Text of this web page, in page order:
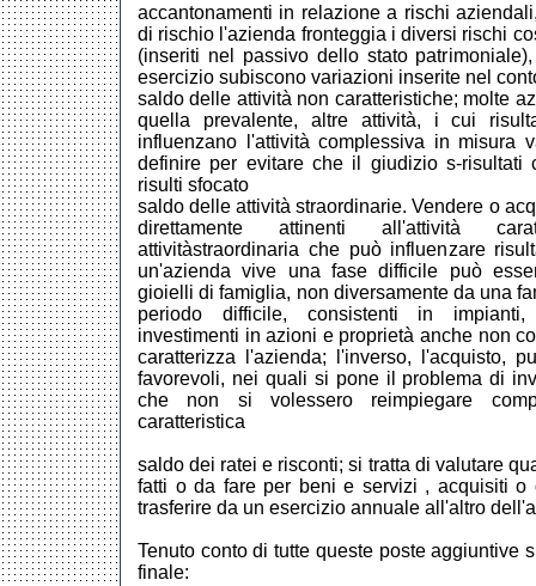
accantonamenti in relazione a rischi
di rischio l'azienda fronteggia i diversi rischi
(inseriti nel passivo dello stato
esercizio subiscono variazioni inserite nel
saldo delle attività non caratteristiche; molte
quella prevalente, altre attività, i cui
influenzano l'attività complessiva in misura
definire per evitare che il giudizio s-risultati
risulti sfocato
saldo delle attività straordinarie. Vendere o
direttamente attinenti all'attività
attivitàstraordinaria che può influenzare
un'azienda vive una fase difficile può
gioielli di famiglia, non diversamente da una
periodo difficile, consistenti in impianti,
investimenti in azioni e proprietà anche non
caratterizza l'azienda; l'inverso, l'acquisto,
favorevoli, nei quali si pone il problema di
che non si volessero reimpiegare
caratteristica
saldo dei ratei e risconti; si tratta di valutare
fatti o da fare per beni e servizi , acquisiti o
trasferire da un esercizio annuale all'altro
Tenuto conto di tutte queste poste aggiuntive
finale: